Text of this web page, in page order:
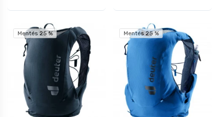
Mentés 25 % Mentés 25 %